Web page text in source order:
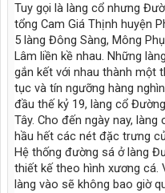
Tuy gọi là làng cổ nhưng
tổng Cam Giá Thịnh huyện
5 làng Đông Sàng, Mông
Lâm liền kề nhau. Những
gắn kết với nhau thành một
tục và tín ngưỡng hàng
đầu thế kỷ 19, làng cổ
Tây. Cho đến ngày nay,
hầu hết các nét đặc trưng
Hệ thống đường sá ở làng
thiết kế theo hình xương cá.
làng vào sẽ không bao giờ